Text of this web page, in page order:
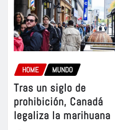
HOME MUNDO
Tras un siglo de
prohibición, Canadá
legaliza la marihuana